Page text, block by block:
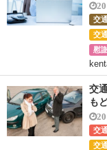
交
交
慰
交
も
交
交